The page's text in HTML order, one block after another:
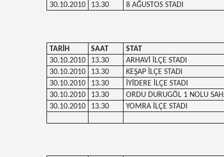
30.10.2010
13.30 8 AĞUSTOS STADI
TARİH SAAT
STAT
30.10.2010
13.30
ARHAVİ İLÇE STADI
30.10.2010
13.30
KEŞAP İLÇE STADI
30.10.2010
13.30
İYİDERE İLÇE STADI
30.10.2010
13.30
ORDU DURUGÖL 1 NOLU
30.10.2010
13.30 YOMRA İLÇE STADI